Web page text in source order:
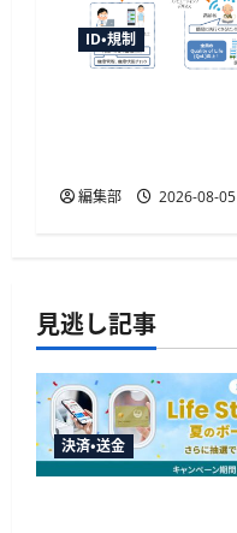
ID・規制
編集部 2026-08-05
見逃し記事
決済・送金